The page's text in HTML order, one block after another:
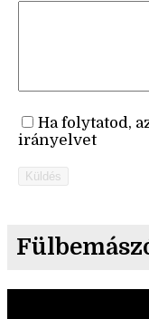
Ha folytatod,
irányelvet
Küldés